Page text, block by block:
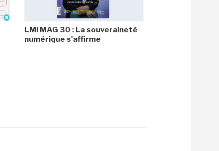
LMI MAG 30 : La souveraineté
numérique s'affirme